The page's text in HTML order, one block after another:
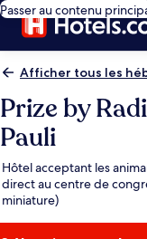
Passer au contenu
Afficher tous les
Prize by
Pauli
Hôtel acceptant les
direct au centre de
miniature)